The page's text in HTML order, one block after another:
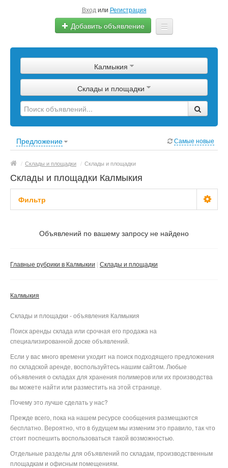
Вход или Регистрация
Добавить объявление
Сырье
Изделия
Оборудование
Калмыкия
Склады и площадки
Предложение Самые новые
/ Склады и площадки / Склады и площадки
Склады и площадки Калмыкия
Фильтр
Не важно
Без посредников
Применить Сбросить фильтр
Объявлений по вашему запросу не найдено
Главные рубрики в Калмыкии Склады и площадки
Калмыкия
Склады и площадки - объявления Калмыкия
Поиск аренды склада или срочная его продажа на
специализированной доске объявлений.
Если у вас много времени уходит на поиск подходящего предложения
по складской аренде, воспользуйтесь нашим сайтом. Любые
объявления о складах для хранения полимеров или их производства
вы можете найти или разместить на этой странице.
Почему это лучше сделать у нас?
Прежде всего, пока на нашем ресурсе сообщения размещаются
бесплатно. Вероятно, что в будущем мы изменим это правило, так что
стоит поспешить воспользоваться такой возможностью.
Отдельные разделы для объявлений по складам, производственным
площадкам и офисным помещениям.